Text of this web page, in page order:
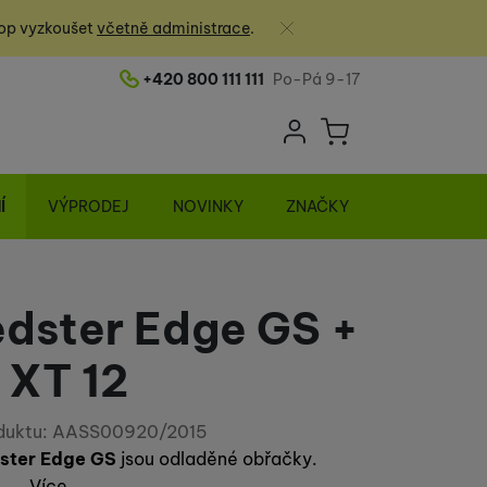
vyzkoušet včetně administrace.
Zavřít
Telefonní číslo
+420 800 111 111 Po-Pá 9-17
Uživatelská
Přihlásit se
Košík
VÝPRODEJ NOVINKY ZNAČKY
Edge GS +
XT 12
AASS00920/2015
Edge GS jsou odladěné obřačky.